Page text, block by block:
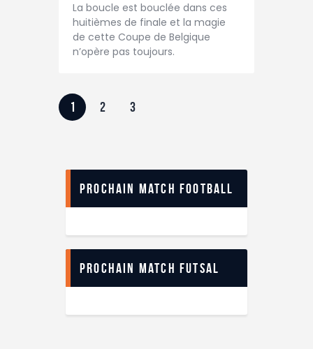
La boucle est bouclée dans ces
huitièmes de finale et la magie
de cette Coupe de Belgique
n’opère pas toujours.
1 2 3
Prochain match football
Prochain match futsal